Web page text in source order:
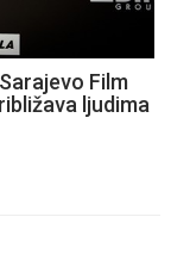
Film
ljudima